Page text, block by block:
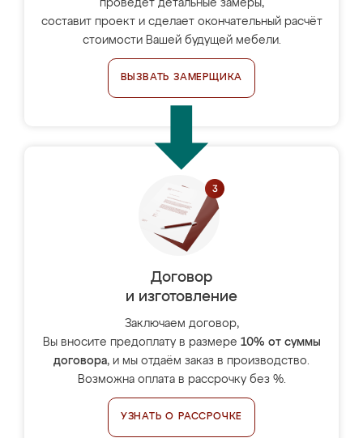
проведёт детальные замеры,
составит проект и сделает окончательный расчёт
стоимости Вашей будущей мебели.
ВЫЗВАТЬ ЗАМЕРЩИКА
Договор
и изготовление
Заключаем договор,
Вы вносите предоплату в размере 10% от суммы
договора, и мы отдаём заказ в производство.
Возможна оплата в рассрочку без %.
УЗНАТЬ О РАССРОЧКЕ